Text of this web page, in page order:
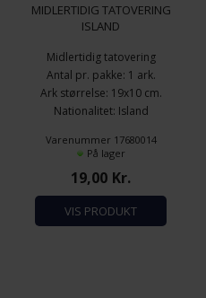
MIDLERTIDIG TATOVERING
ISLAND
Midlertidig tatovering
Antal pr. pakke: 1 ark.
Ark størrelse: 19x10 cm.
Nationalitet: Island
Varenummer 17680014
På lager
19,00 Kr.
VIS PRODUKT